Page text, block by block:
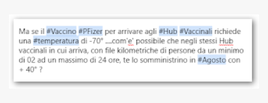
vaccinazione. Non avevamo mai sentito parlare di ricompense,
sconti, incentivi per vaccinarsi. Non avevamo mai visto
discriminazioni per coloro che non l’hanno fatto. Se non sei stato
vaccinato, nessuno aveva prima cercato di farti sentire una
persona cattiva. Non avevamo mai visto un vaccino che minacci le